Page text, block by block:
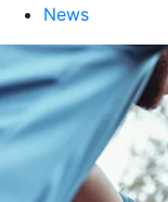
News